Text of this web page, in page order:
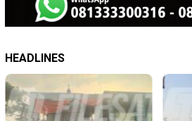
HEADLINES